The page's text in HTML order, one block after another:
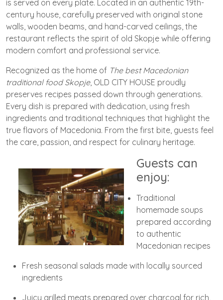
is served on every plate. Located in an authentic 19th-
century house, carefully preserved with original stone
walls, wooden beams, and hand-carved ceilings, the
restaurant reflects the spirit of old Skopje while offering
modern comfort and professional service.
Recognized as the home of The best Macedonian
traditional food Skopje, OLD CITY HOUSE proudly
preserves recipes passed down through generations.
Every dish is prepared with dedication, using fresh
ingredients and traditional techniques that highlight the
true flavors of Macedonia. From the first bite, guests feel
the care, passion, and respect for culinary heritage.
Guests can
enjoy:
Traditional
homemade soups
prepared according
to authentic
Macedonian recipes
Fresh seasonal salads made with locally sourced
ingredients
Juicy grilled meats prepared over charcoal for rich,